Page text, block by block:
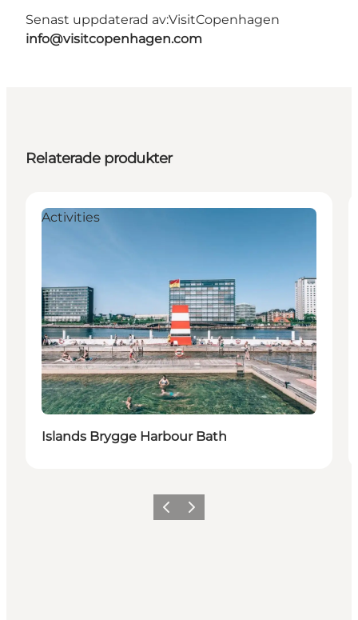
Senast uppdaterad av:VisitCopenhagen
info@visitcopenhagen.com
Relaterade produkter
Activities
Islands Brygge Harbour Bath
Föregående
Nästa